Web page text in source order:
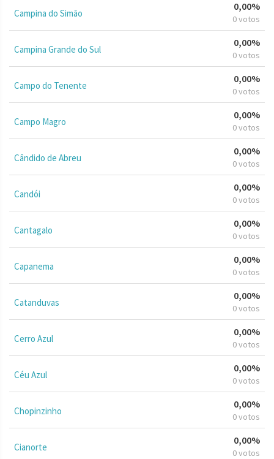
Campina do Simão
0,00%
0 votos
Campina Grande do Sul
0,00%
0 votos
Campo do Tenente
0,00%
0 votos
Campo Magro
0,00%
0 votos
Cândido de Abreu
0,00%
0 votos
Candói
0,00%
0 votos
Cantagalo
0,00%
0 votos
Capanema
0,00%
0 votos
Catanduvas
0,00%
0 votos
Cerro Azul
0,00%
0 votos
Céu Azul
0,00%
0 votos
Chopinzinho
0,00%
0 votos
Cianorte
0,00%
0 votos